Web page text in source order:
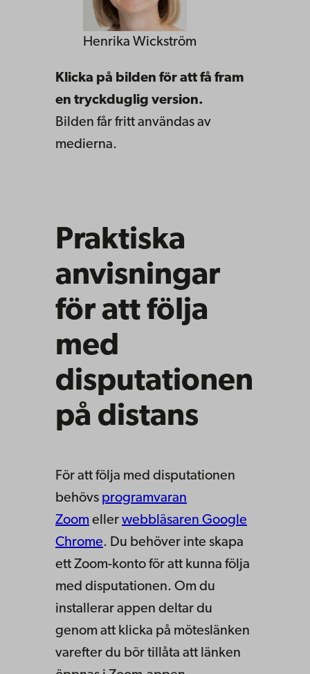
Henrika Wickström
Klicka på bilden för att få fram
en tryckduglig version.
Bilden får fritt användas av
medierna.
Praktiska
anvisningar
för att följa
med
disputationen
på distans
För att följa med disputationen
behövs programvaran
Zoom eller webbläsaren Google
Chrome. Du behöver inte skapa
ett Zoom-konto för att kunna följa
med disputationen. Om du
installerar appen deltar du
genom att klicka på möteslänken
varefter du bör tillåta att länken